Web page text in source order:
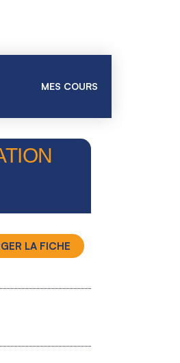
MES COURS
LA FICHE